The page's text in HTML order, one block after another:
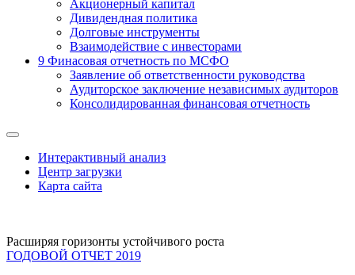
Акционерный капитал
Дивидендная политика
Долговые инструменты
Взаимодействие с инвеcторами
9 Финасовая отчетность по МСФО
Заявление об ответственности руководства
Аудиторское заключение независимых аудиторов
Консолидированная финансовая отчетность
Интерактивный анализ
Центр загрузки
Карта сайта
Расширяя горизонты устойчивого роста
ГОДОВОЙ ОТЧЕТ 2019